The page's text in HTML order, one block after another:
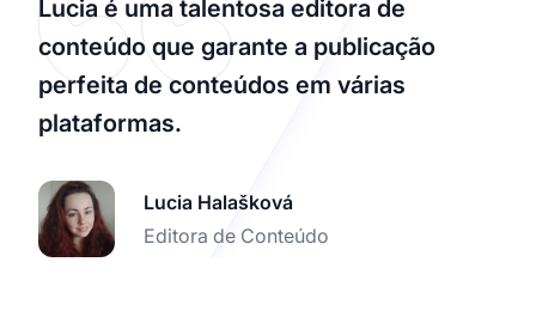
Lucia é uma talentosa editora de
conteúdo que garante a publicação
perfeita de conteúdos em várias
plataformas.
Lucia Halašková
Editora de Conteúdo